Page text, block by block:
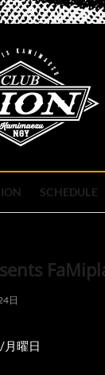
SCHEDULE
日
曜日